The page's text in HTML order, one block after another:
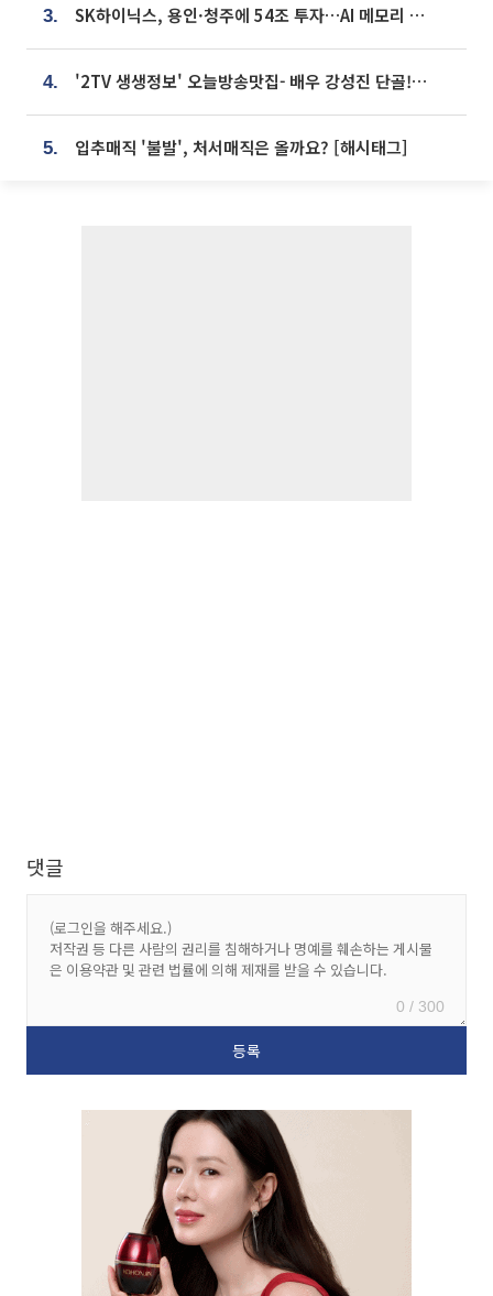
3. SK하이닉스, 용인·청주에 54조 투자…AI 메모리 생산기지 키운다
4. '2TV 생생정보' 오늘방송맛집- 배우 강성진 단골! 쌀국수ㆍ푸팟퐁 커리 맛집 '블○○○'
5. 입추매직 '불발', 처서매직은 올까요? [해시태그]
댓글
0 / 300